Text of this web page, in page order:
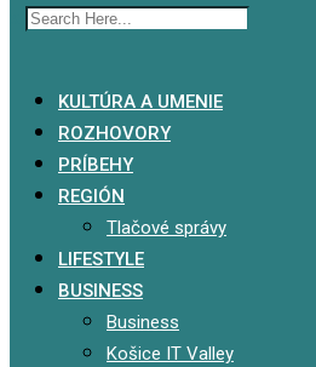
KULTÚRA A UMENIE
ROZHOVORY
PRÍBEHY
REGIÓN
Tlačové správy
LIFESTYLE
BUSINESS
Business
Košice IT Valley